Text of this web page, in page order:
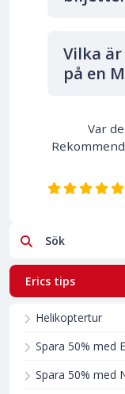
Vilka
på en
Var
Sök
Erics tips
Helikoptertur
Spara 50% med
Spara 50% med